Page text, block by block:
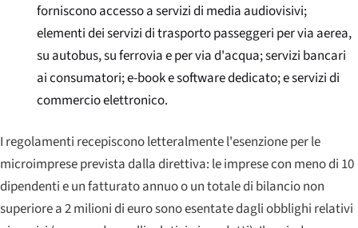
forniscono accesso a servizi di media audiovisivi;
elementi dei servizi di trasporto passeggeri per via aerea,
su autobus, su ferrovia e per via d'acqua; servizi bancari
ai consumatori; e-book e software dedicato; e servizi di
commercio elettronico.
I regolamenti recepiscono letteralmente l'esenzione per le
microimprese prevista dalla direttiva: le imprese con meno di 10
dipendenti e un fatturato annuo o un totale di bilancio non
superiore a 2 milioni di euro sono esentate dagli obblighi relativi